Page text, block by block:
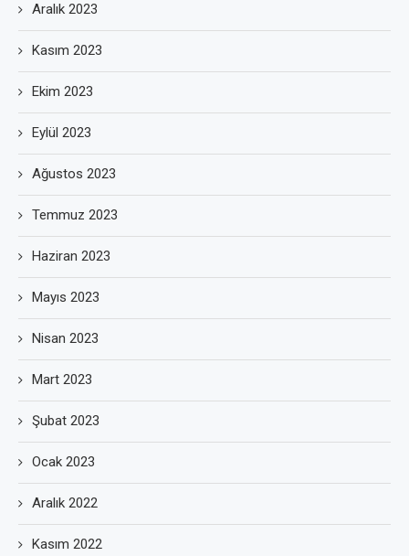
Aralık 2023
Kasım 2023
Ekim 2023
Eylül 2023
Ağustos 2023
Temmuz 2023
Haziran 2023
Mayıs 2023
Nisan 2023
Mart 2023
Şubat 2023
Ocak 2023
Aralık 2022
Kasım 2022